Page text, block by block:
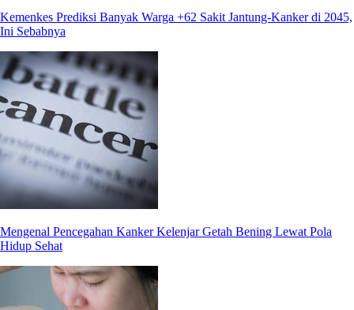
Kemenkes Prediksi Banyak Warga +62 Sakit Jantung-Kanker di 2045,
Ini Sebabnya
Mengenal Pencegahan Kanker Kelenjar Getah Bening Lewat Pola
Hidup Sehat